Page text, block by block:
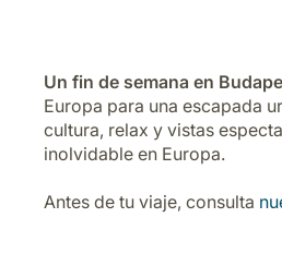
Un fin de semana en
Europa para una escapada
cultura, relax y vistas
inolvidable en Europa.
Antes de tu viaje, consulta